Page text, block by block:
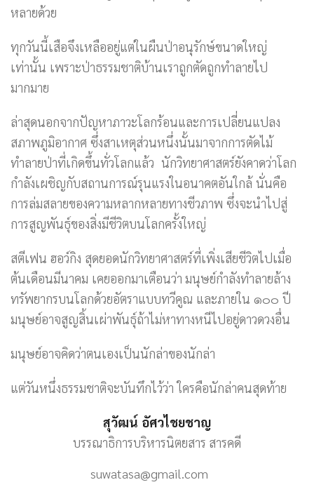
หลายด้วย
ทุกวันนี้เสือจึงเหลืออยู่แต่ในผืนป่าอนุรักษ์ขนาดใหญ่
เท่านั้น เพราะป่าธรรมชาติบ้านเราถูกตัดถูกทำลายไป
มากมาย
ล่าสุดนอกจากปัญหาภาวะโลกร้อนและการเปลี่ยนแปลง
สภาพภูมิอากาศ ซึ่งสาเหตุส่วนหนึ่งนั้นมาจากการตัดไม้
ทำลายป่าที่เกิดขึ้นทั่วโลกแล้ว นักวิทยาศาสตร์ยังคาดว่าโลก
กำลังเผชิญกับสถานการณ์รุนแรงในอนาคตอันใกล้ นั่นคือ
การล่มสลายของความหลากหลายทางชีวภาพ ซึ่งจะนำไปสู่
การสูญพันธุ์ของสิ่งมีชีวิตบนโลกครั้งใหญ่
สตีเฟน ฮอว์กิง สุดยอดนักวิทยาศาสตร์ที่เพิ่งเสียชีวิตไปเมื่อ
ต้นเดือนมีนาคม เคยออกมาเตือนว่า มนุษย์กำลังทำลายล้าง
ทรัพยากรบนโลกด้วยอัตราแบบทวีคูณ และภายใน ๑๐๐ ปี
มนุษย์อาจสูญสิ้นเผ่าพันธุ์ถ้าไม่หาทางหนีไปอยู่ดาวดวงอื่น
มนุษย์อาจคิดว่าตนเองเป็นนักล่าของนักล่า
แต่วันหนึ่งธรรมชาติจะบันทึกไว้ว่า ใครคือนักล่าคนสุดท้าย
สุวัฒน์ อัศวไชยชาญ
บรรณาธิการบริหารนิตยสาร สารคดี
suwatasa@gmail.com